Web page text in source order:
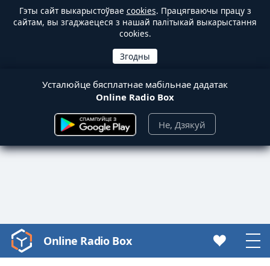
Гэты сайт выкарыстоўвае cookies. Працягваючы працу з
сайтам, вы згаджаецеся з нашай палітыкай выкарыстання
cookies.
Усталюйце бясплатнае мабільнае дадатак
Online Radio Box
Не, Дзякуй
Video
Player
Online Radio Box